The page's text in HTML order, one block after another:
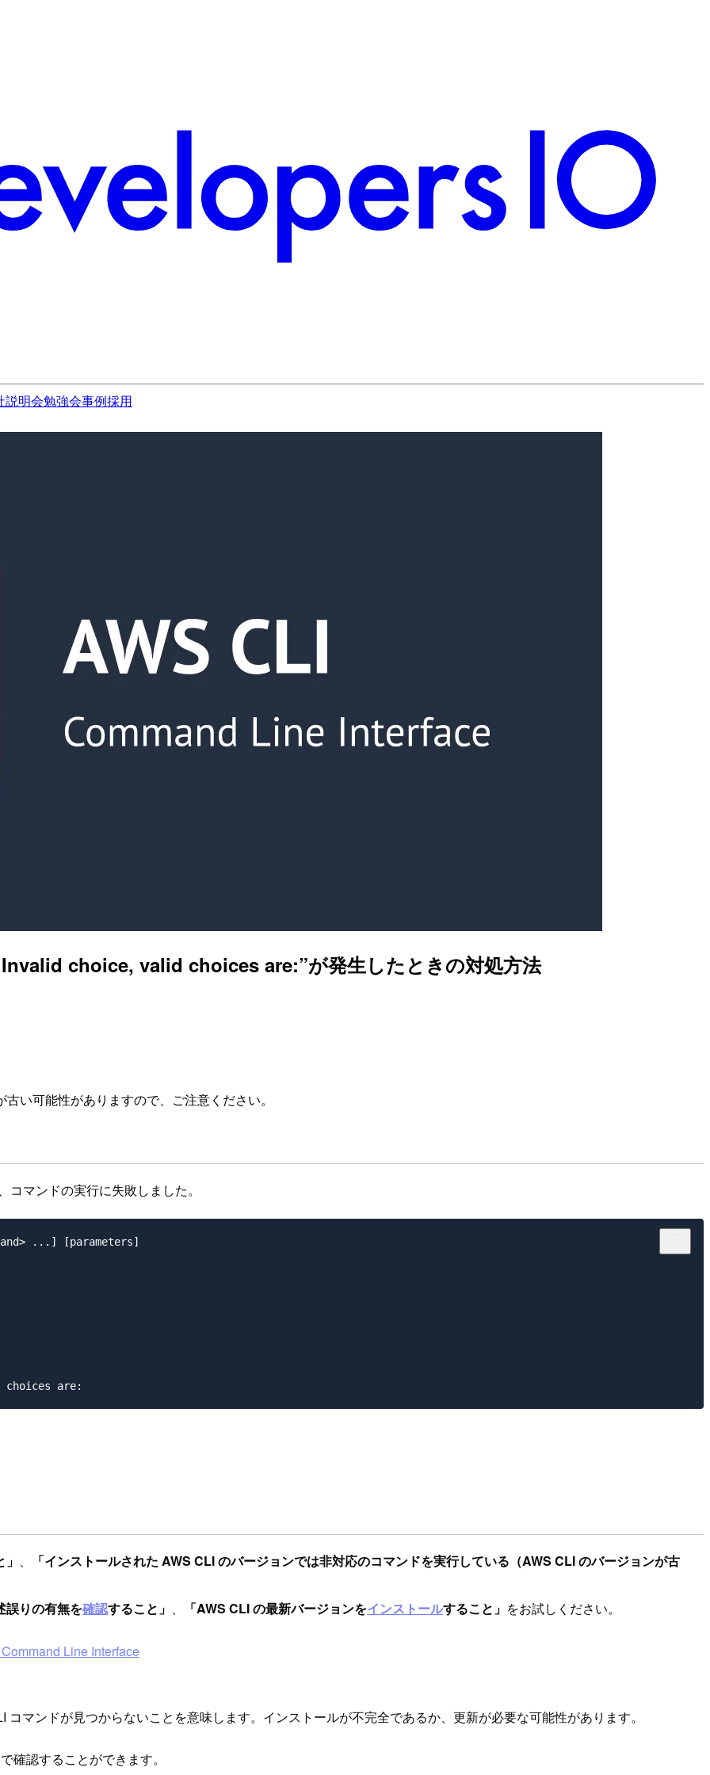
説明会勉強会事例採用
choice, valid choices are:”が発生したときの対処方法
い可能性がありますので、ご注意ください。
マンドの実行に失敗しました。
...] [parameters]
「インストールされた AWS CLI のバージョンでは非対応のコマンドを実行している（AWS CLI のバージョンが古
誤りの有無を確認すること」 「AWS CLI の最新バージョンをインストールすること」 をお試しください。
Line Interface
マンドが見つからないことを意味します。インストールが不完全であるか、更新が必要な可能性があります。
確認することができます。